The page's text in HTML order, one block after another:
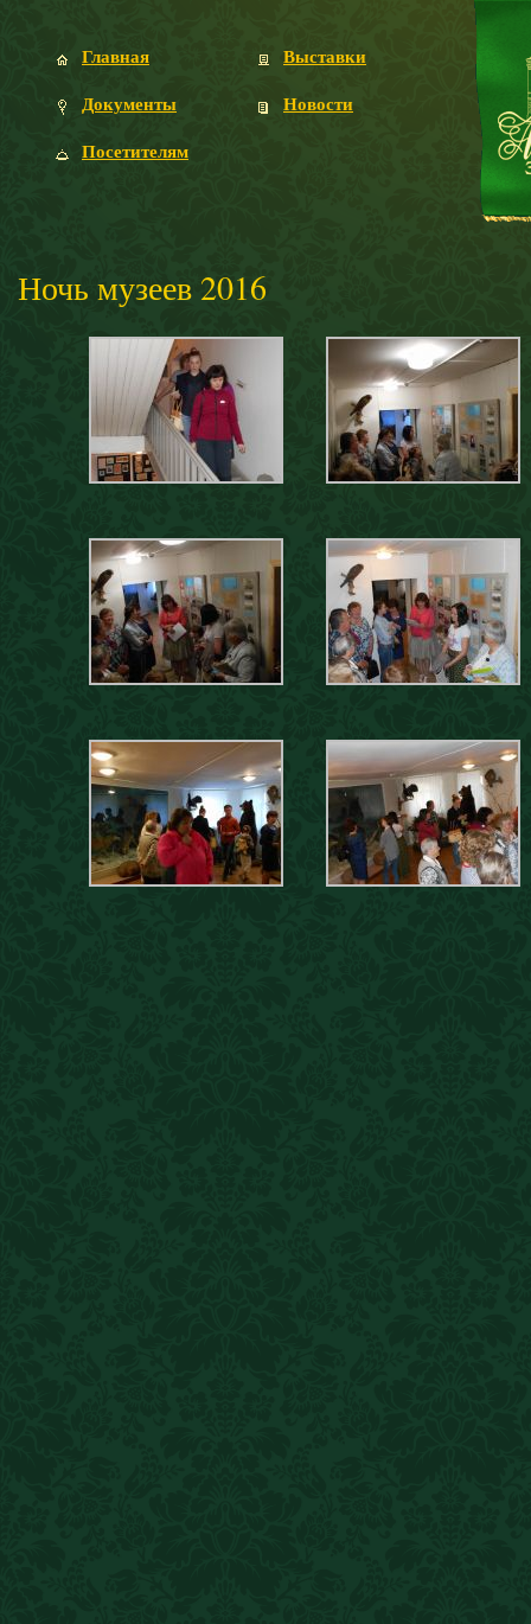
Главная
Документы
Посетителям
Выставки
Новости
Ночь музеев 2016